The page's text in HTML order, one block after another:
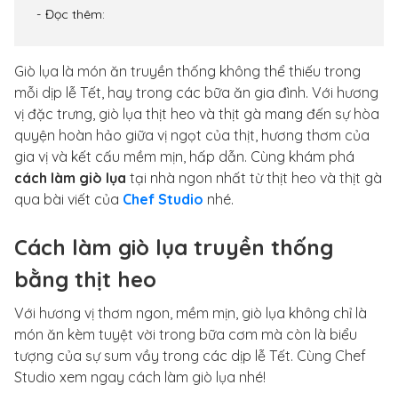
Đọc thêm:
Giò lụa là món ăn truyền thống không thể thiếu trong
mỗi dịp lễ Tết, hay trong các bữa ăn gia đình. Với hương
vị đặc trưng, giò lụa thịt heo và thịt gà mang đến sự hòa
quyện hoàn hảo giữa vị ngọt của thịt, hương thơm của
gia vị và kết cấu mềm mịn, hấp dẫn. Cùng khám phá
cách làm giò lụa tại nhà ngon nhất từ thịt heo và thịt gà
qua bài viết của Chef Studio nhé.
Cách làm giò lụa truyền thống
bằng thịt heo
Với hương vị thơm ngon, mềm mịn, giò lụa không chỉ là
món ăn kèm tuyệt vời trong bữa cơm mà còn là biểu
tượng của sự sum vầy trong các dịp lễ Tết. Cùng Chef
Studio xem ngay cách làm giò lụa nhé!